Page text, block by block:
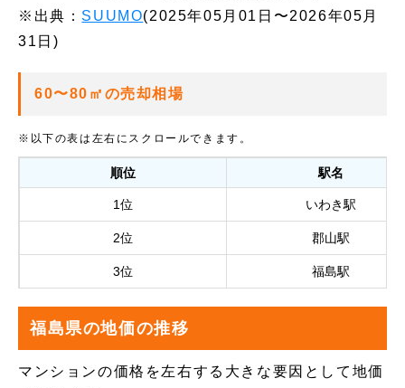
※出典： SUUMO(2025年05月01日〜2026年05月
31日)
60〜80㎡の売却相場
※以下の表は左右にスクロールできます。
順位 駅名
1位 いわき駅
2位 郡山駅
3位 福島駅
福島県の地価の推移
マンションの価格を左右する大きな要因として地価